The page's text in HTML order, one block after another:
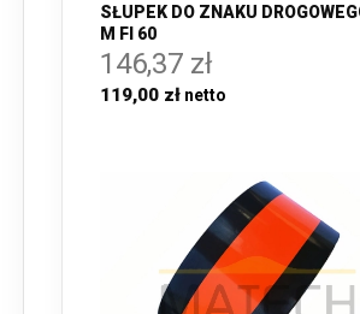
SŁUPEK DO ZNAKU
M FI 60
146,37 zł
119,00 zł